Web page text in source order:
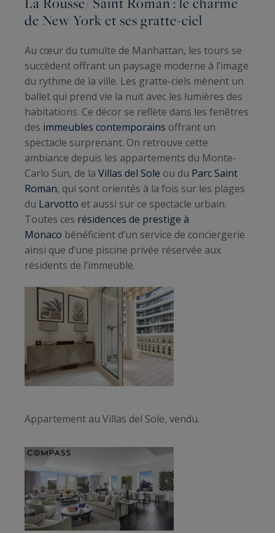
de New York et ses gratte-ciel
Au cœur du tumulte de Manhattan, les tours se
succèdent offrant un paysage moderne à l’image
du rythme de la ville. Les gratte-ciels mènent un
ballet qui prend vie la nuit avec les lumières des
habitations. Ce décor se reflète dans les fenêtres
des immeubles contemporains offrant un
spectacle surprenant. On retrouve cette
ambiance depuis les appartements du Monte-
Carlo Sun, de la Villas del Sole ou du Parc Saint
Roman, qui sont orientés à la fois sur les plages
du Larvotto et aussi sur ce spectacle urbain.
Toutes ces résidences de prestige à
Monaco bénéficient d’un service de conciergerie
ainsi que d’une piscine privée réservée aux
résidents de l’immeuble.
Appartement au Villas del Sole, vendu.